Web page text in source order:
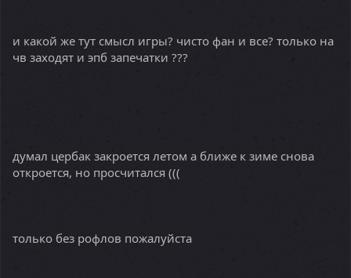
и какой же тут смысл игры? чисто фан и все? только на
чв заходят и эпб запечатки ???
думал цербак закроется летом а ближе к зиме снова
откроется, но просчитался (((
только без рофлов пожалуйста